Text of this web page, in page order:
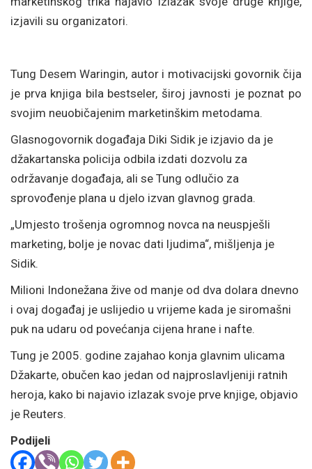
izjavili su organizatori.
Tung Desem Waringin, autor i motivacijski govornik čija
je prva knjiga bila bestseler, široj javnosti je poznat po
svojim neuobičajenim marketinškim metodama.
Glasnogovornik događaja Diki Sidik je izjavio da je
džakartanska policija odbila izdati dozvolu za
održavanje događaja, ali se Tung odlučio za
sprovođenje plana u djelo izvan glavnog grada.
„Umjesto trošenja ogromnog novca na neuspješli
marketing, bolje je novac dati ljudima“, mišljenja je
Sidik.
Milioni Indonežana žive od manje od dva dolara dnevno
i ovaj događaj je uslijedio u vrijeme kada je siromašni
puk na udaru od povećanja cijena hrane i nafte.
Tung je 2005. godine zajahao konja glavnim ulicama
Džakarte, obučen kao jedan od najproslavljeniji ratnih
heroja, kako bi najavio izlazak svoje prve knjige, objavio
je Reuters.
Podijeli